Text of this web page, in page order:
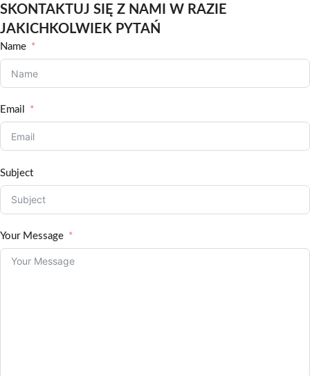
SKONTAKTUJ SIĘ Z NAMI W RAZIE
JAKICHKOLWIEK PYTAŃ
Name
Email
Subject
Your Message